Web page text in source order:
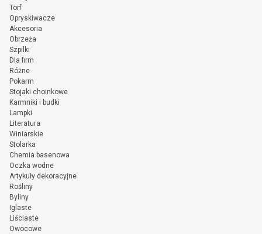
Torf
Opryskiwacze
Akcesoria
Obrzeża
Szpilki
Dla firm
Różne
Pokarm
Stojaki choinkowe
Karmniki i budki
Lampki
Literatura
Winiarskie
Stolarka
Chemia basenowa
Oczka wodne
Artykuły dekoracyjne
Rośliny
Byliny
Iglaste
Liściaste
Owocowe